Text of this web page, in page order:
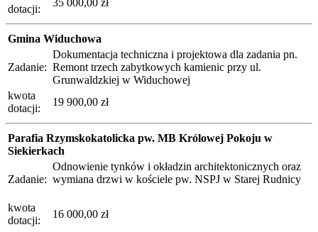
dotacji:
Gmina Widuchowa
Zadanie:
Dokumentacja techniczna i projektowa dla zadania pn.
Remont trzech zabytkowych kamienic przy ul.
Grunwaldzkiej w Widuchowej
kwota
dotacji:
19 900,00 zł
Parafia Rzymskokatolicka pw. MB Królowej Pokoju w
Siekierkach
Zadanie:
Odnowienie tynków i okładzin architektonicznych oraz
wymiana drzwi w kościele pw. NSPJ w Starej Rudnicy
kwota
dotacji:
16 000,00 zł